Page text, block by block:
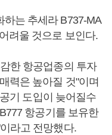
는 추세라 B737-MA
려울 것으로 보인다.
한 항공업종의 투자
력은 높아질 것"이며
기 도입이 늦어질수
항공기를 보유한
라고 전망했다.